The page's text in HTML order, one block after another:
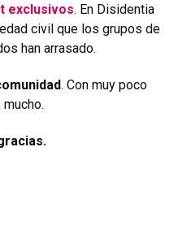
exclusivos. En Disidentia
civil que los grupos de
han arrasado.
. Con muy poco